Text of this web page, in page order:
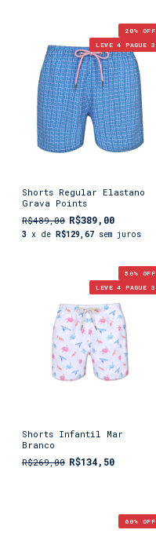
20% OFF
LEVE 4 PAGUE 3
Shorts Regular Elastano
Grava Points
R$489,00 R$389,00
3 x de R$129,67 sem juros
50% OFF
LEVE 4 PAGUE 3
Shorts Infantil Mar
Branco
R$269,00 R$134,50
60% OFF